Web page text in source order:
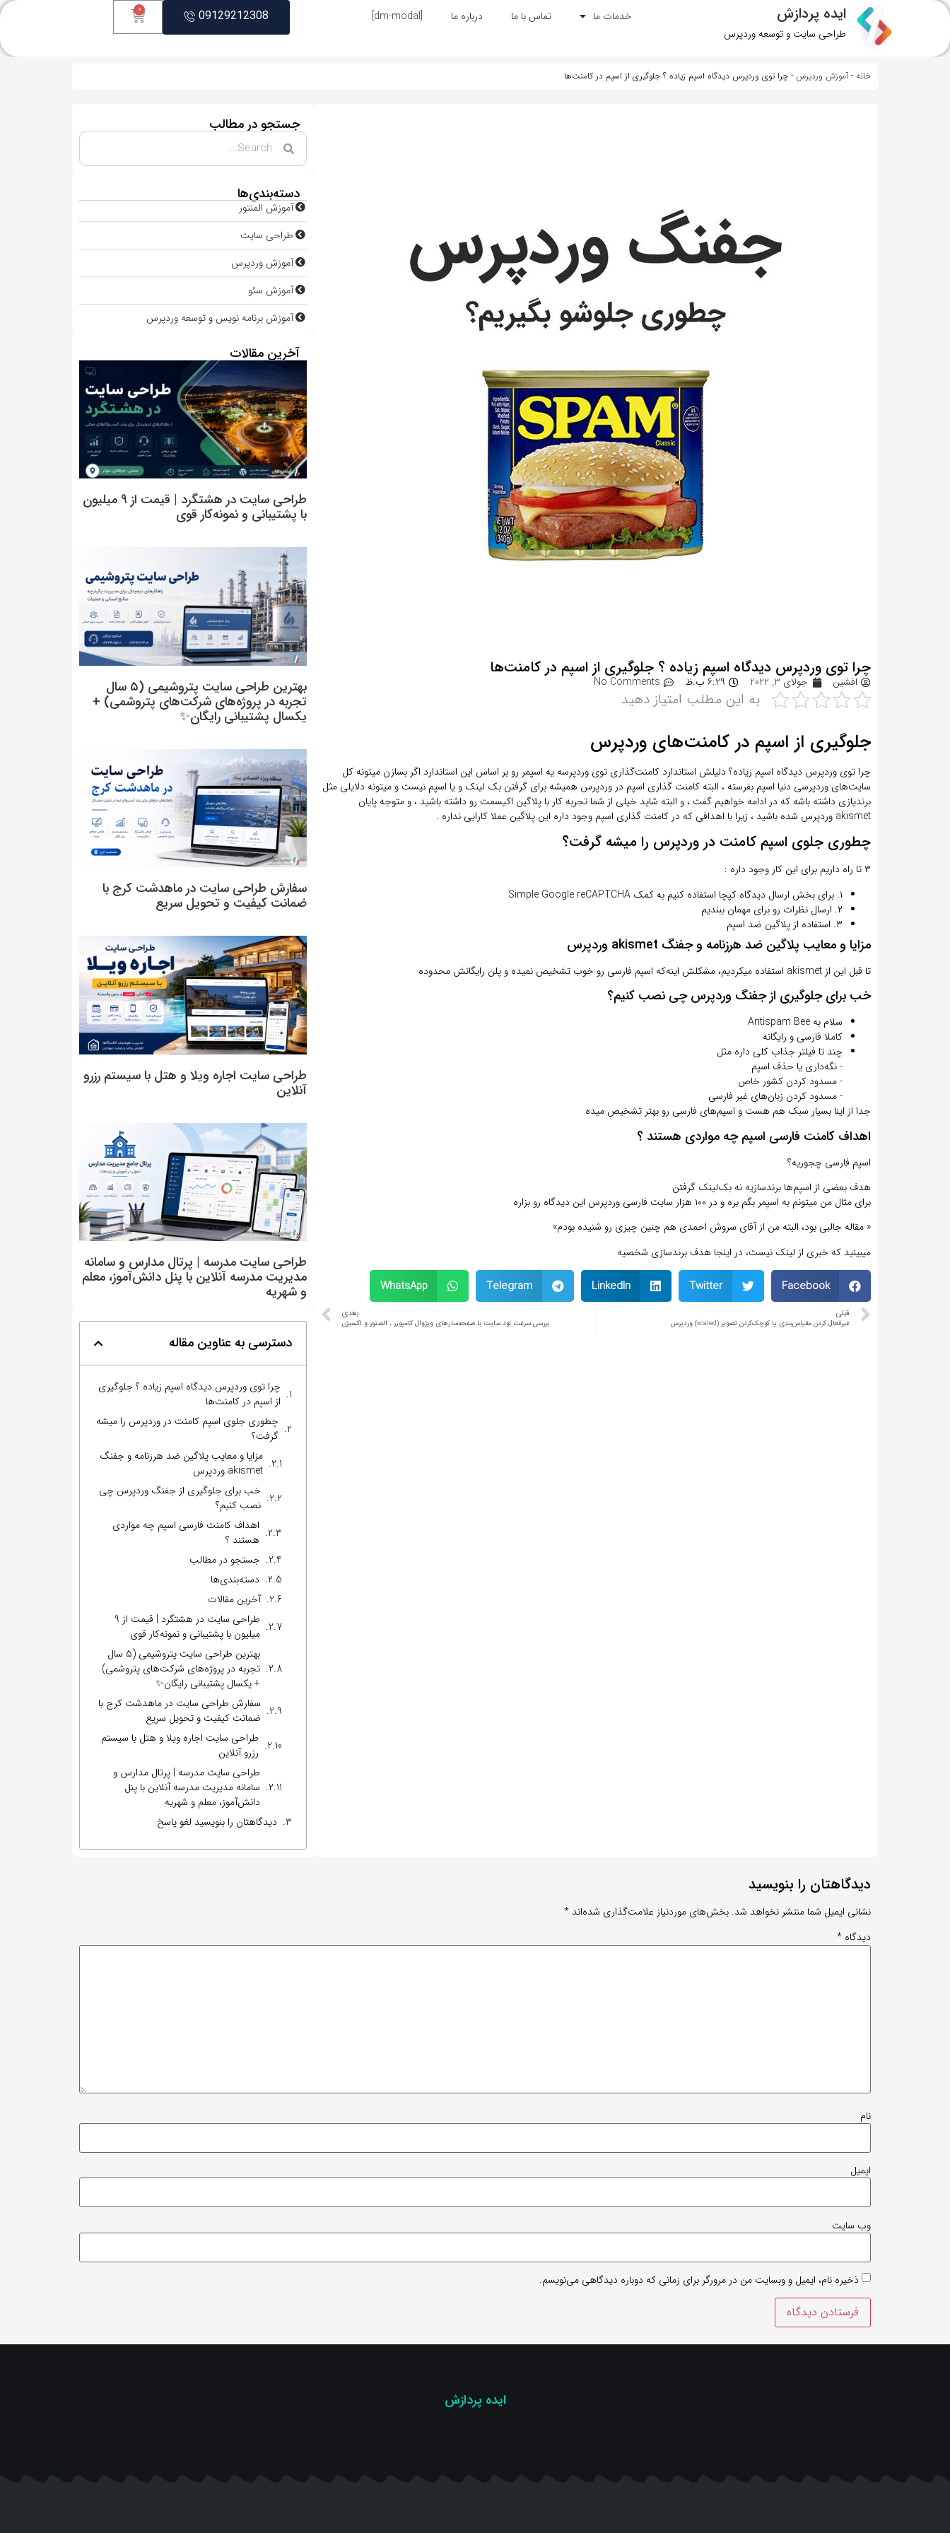
ایده پردازش
طراحی سایت و توسعه وردپرس
خدمات ما تماس با ما درباره ما [dm-modal]
09129212308
0
خانه - آموزش وردپرس - ‏چرا توی وردپرس دیدگاه اسپم زیاده ؟ جلوگیری از اسپم در کامنت‌ها
‏چرا توی وردپرس دیدگاه اسپم زیاده ؟ جلوگیری از اسپم در کامنت‌ها
افشین جولای 3, 2022 6:29 ب.ظ No Comments
به این مطلب امتیاز دهید
جلوگیری از اسپم در کامنت‌های وردپرس
چرا توی وردپرس دیدگاه اسپم زیاده؟ ‏دلیلش استاندارد کامنت‌گذاری توی وردپرسه ‏یه اسپمر رو بر اساس این استاندارد اگر بسازن میتونه کل
سایت‌های وردپرسی دنیا اسپم بفرسته ، البته کامنت گذاری اسپم در وردپرس همیشه برای گرفتن بک لینک و یا اسپم نیست و میتونه دلایلی مثل
برند‌یازی داشته باشه که در ادامه خواهیم گفت ، و البته شاید خیلی از شما تجربه کار با پلاگین اکیسمت رو داشته باشید ، و متوجه پایان
akismet وردپرس شده باشید ، زیرا با اهدافی که در کامنت گذاری اسپم وجود داره این پلاگین عملا کارایی نداره .
‏چطوری جلوی اسپم کامنت در وردپرس را میشه گرفت؟
۳ تا راه داریم برای این کار وجود داره :
۱. برای بخش ارسال دیدگاه کپچا استفاده کنیم به کمک Simple Google reCAPTCHA
۲. ارسال نظرات رو برای مهمان ببندیم
۳. استفاده از پلاگین ضد اسپم
مزایا و معایب پلاگین ضد هرزنامه و جفنگ akismet وردپرس
‏تا قبل این از akismet استفاده میکردیم، مشکلش اینه‌که اسپم فارسی رو خوب تشخیص نمیده ‏و پلن رایگانش محدوده
خب برای جلوگیری از جفنگ وردپرس ‏چی نصب کنیم؟
سلام به Antispam Bee
‏کاملا فارسی و رایگانه
‏چند تا فیلتر جذاب کلی داره مثل
‏- نگه‌داری یا حذف اسپم
‏- مسدود کردن کشور خاص
‏- مسدود کردن زبان‌های غیر فارسی
‏جدا از اینا بسیار سبک هم هست و اسپم‌های فارسی رو بهتر تشخیص میده
اهداف کامنت فارسی اسپم چه مواردی هستند ؟
‏اسپم فارسی چجوریه؟
هدف بعضی از اسپم‌ها برندسازیه نه بک‌لینک گرفتن
‏برای مثال من میتونم به اسپمر بگم بره و در ۱۰۰ هزار سایت فارسی وردپرس این دیدگاه رو بزاره
‏« مقاله جالبی بود، البته من از آقای سروش احمدی هم چنین چیزی رو شنیده بودم»
‏میبینید که خبری از لینک نیست، در اینجا هدف برندسازی شخصیه
Facebook
Twitter
LinkedIn
Telegram
WhatsApp
قبلی
غیرفعال کردن مقیاس‌بندی یا کوچک‌کردن تصویر (scaled) وردپرس
بعدی
بررسی سرعت لود سایت با صفحه‌ساز‌های ویژوال کامپوزر ، المنتور و اکسیژن
جستجو در مطالب
دسته‌بندی‌ها
آموزش المنتور
طراحی سایت
آموزش وردپرس
آموزش سئو
آموزش برنامه نویس و توسعه وردپرس
آخرین مقالات
طراحی سایت در هشتگرد | قیمت از 9 میلیون
با پشتیبانی و نمونه‌کار قوی
بهترین طراحی سایت پتروشیمی (۵ سال
تجربه در پروژه‌های شرکت‌های پتروشمی) +
یکسال پشتیبانی رایگان✨
سفارش طراحی سایت در ماهدشت کرج با
ضمانت کیفیت و تحویل سریع
طراحی سایت اجاره ویلا و هتل با سیستم رزرو
آنلاین
طراحی سایت مدرسه | پرتال مدارس و سامانه
مدیریت مدرسه آنلاین با پنل دانش‌آموز، معلم
و شهریه
دسترسی به عناوین مقاله
‏چرا توی وردپرس دیدگاه اسپم زیاده ؟ جلوگیری
از اسپم در کامنت‌ها
‏چطوری جلوی اسپم کامنت در وردپرس را میشه
گرفت؟
مزایا و معایب پلاگین ضد هرزنامه و جفنگ
akismet وردپرس
خب برای جلوگیری از جفنگ وردپرس ‏چی
نصب کنیم؟
اهداف کامنت فارسی اسپم چه مواردی
هستند ؟
جستجو در مطالب
دسته‌بندی‌ها
آخرین مقالات
طراحی سایت در هشتگرد | قیمت از 9
میلیون با پشتیبانی و نمونه‌کار قوی
بهترین طراحی سایت پتروشیمی (۵ سال
تجربه در پروژه‌های شرکت‌های پتروشمی)
+ یکسال پشتیبانی رایگان✨
سفارش طراحی سایت در ماهدشت کرج با
ضمانت کیفیت و تحویل سریع
طراحی سایت اجاره ویلا و هتل با سیستم
رزرو آنلاین
طراحی سایت مدرسه | پرتال مدارس و
سامانه مدیریت مدرسه آنلاین با پنل
دانش‌آموز، معلم و شهریه
دیدگاهتان را بنویسید لغو پاسخ
دیدگاهتان را بنویسید
نشانی ایمیل شما منتشر نخواهد شد. بخش‌های موردنیاز علامت‌گذاری شده‌اند *
دیدگاه *
نام
ایمیل
وب‌ سایت
ذخیره نام، ایمیل و وبسایت من در مرورگر برای زمانی که دوباره دیدگاهی می‌نویسم.
ایده پردازش